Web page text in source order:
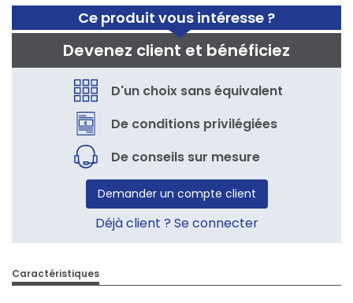
Ce produit vous intéresse ?
Devenez client et bénéficiez
D'un choix sans équivalent
De conditions privilégiées
De conseils sur mesure
Demander un compte client
Déjà client ? Se connecter
Caractéristiques